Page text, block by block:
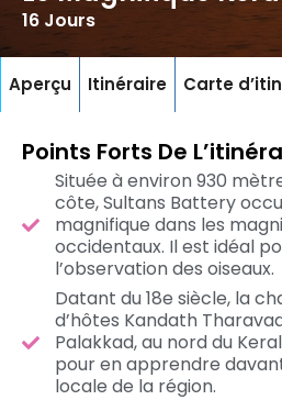
16 Jours
Aperçu Itinéraire Carte
Points Forts De
Située à environ 930
côte, Sultans Battery
magnifique dans les
occidentaux. Il est idéal
l’observation des oiseaux.
Datant du 18e siècle, la
d’hôtes Kandath
Palakkad, au nord du
pour en apprendre
locale de la région.